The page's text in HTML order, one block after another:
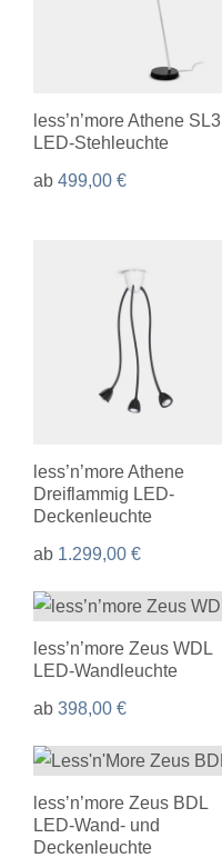
less’n’more Athene SL3
LED-Stehleuchte
ab 499,00 €
less’n’more Athene
Dreiflammig LED-
Deckenleuchte
ab 1.299,00 €
less’n’more Zeus WDL
LED-Wandleuchte
ab 398,00 €
less’n’more Zeus BDL
LED-Wand- und
Deckenleuchte